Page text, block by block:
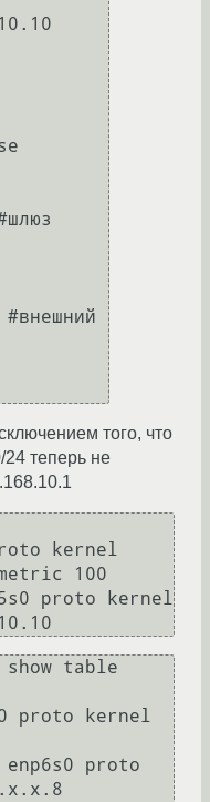
того, что
теперь не
kernel
100
proto kernel
show table
proto kernel
proto